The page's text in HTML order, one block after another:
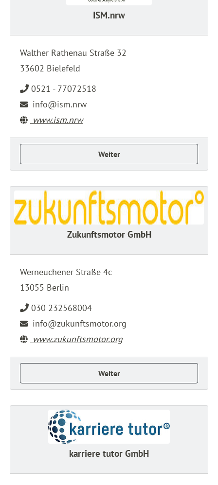
ISM.nrw
Walther Rathenau Straße 32
33602 Bielefeld
0521 - 77072518
info@ism.nrw
www.ism.nrw
Weiter
Zukunftsmotor GmbH
Werneuchener Straße 4c
13055 Berlin
030 232568004
info@zukunftsmotor.org
www.zukunftsmotor.org
Weiter
karriere tutor GmbH